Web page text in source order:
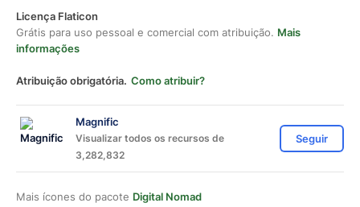
Licença Flaticon
Grátis para uso pessoal e comercial com atribuição. Mais
informações
Atribuição obrigatória. Como atribuir?
Magnific
Visualizar todos os recursos de
3,282,832
Seguir
Mais ícones do pacote Digital Nomad